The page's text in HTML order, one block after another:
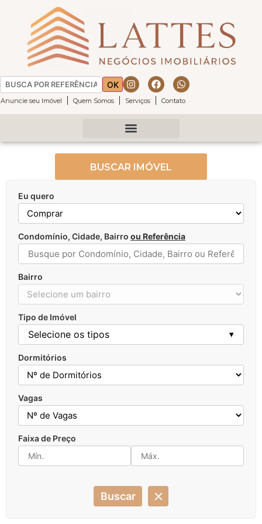
OK
Anuncie seu Imóvel Quem Somos Serviços Contato
BUSCAR IMÓVEL
Eu quero
Condomínio, Cidade, Bairro ou Referência
Bairro
Tipo de Imóvel
Selecione os tipos ▾
Dormitórios
Vagas
Faixa de Preço
Buscar